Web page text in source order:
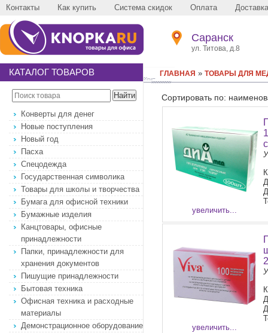
Контакты Как купить Система скидок Оплата Доставка
Саранск
ул. Титова, д.8
КАТАЛОГ ТОВАРОВ
Конверты для денег
Новые поступления
Новый год
Пасха
Спецодежда
Государственная символика
Товары для школы и творчества
Бумага для офисной техники
Бумажные изделия
Канцтовары, офисные
принадлежности
Папки, принадлежности для
хранения документов
Пишущие принадлежности
Бытовая техника
Офисная техника и расходные
материалы
Демонстрационное оборудование
ГЛАВНАЯ » ТОВАРЫ ДЛЯ
Сортировать по:
увеличить...
увеличить...